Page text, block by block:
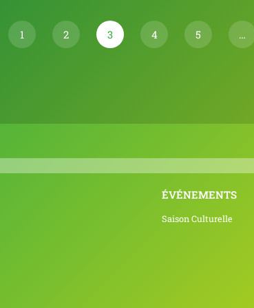
1 2 3 4 5 …
ÉVÉNEMENTS
Saison Culturelle